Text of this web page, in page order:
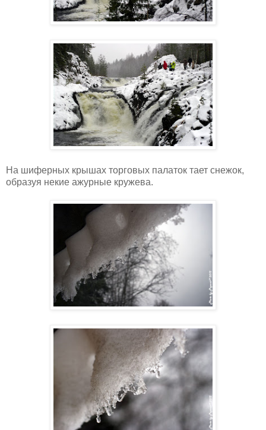
На шиферных крышах торговых палаток тает снежок,
образуя некие ажурные кружева.